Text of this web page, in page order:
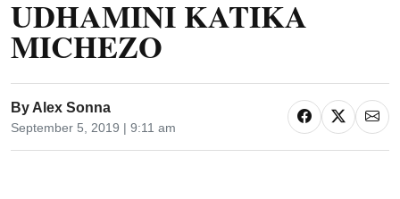
UDHAMINI KATIKA
MICHEZO
By Alex Sonna
September 5, 2019 | 9:11 am